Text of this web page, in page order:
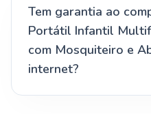
Tem garantia ao
Portátil Infantil
com Mosquiteiro e
internet?